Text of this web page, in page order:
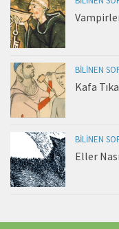
BILINEN
Kafa
BILINEN
Eller